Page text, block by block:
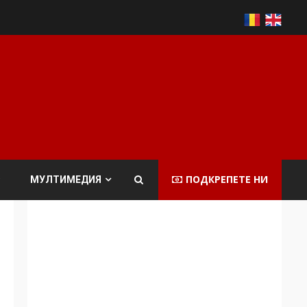
МУЛТИМЕДИЯ ПОДКРЕПЕТЕ НИ